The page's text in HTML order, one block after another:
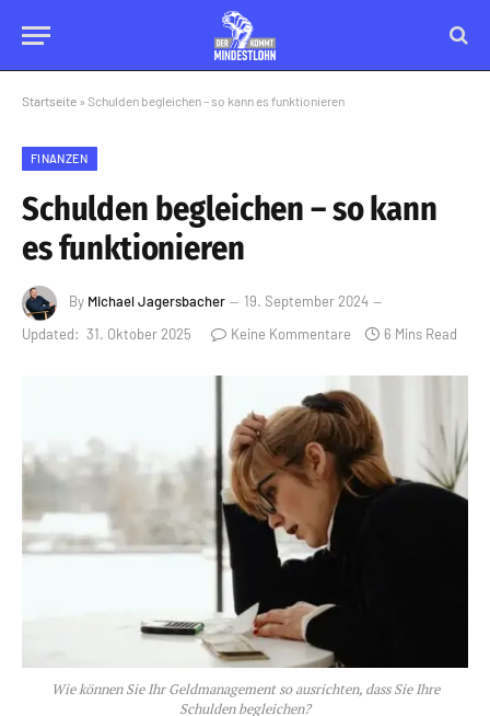
Startseite » Schulden begleichen – so kann es funktionieren
FINANZEN
Schulden begleichen – so kann
es funktionieren
By Michael Jagersbacher
19. September 2024
Updated: 31. Oktober 2025 Keine Kommentare 6 Mins Read
Wie können Sie Ihr Geldmanagement so ausrichten, dass Sie Ihre
Schulden begleichen?